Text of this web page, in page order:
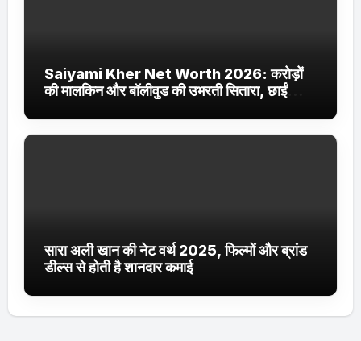
Saiyami Kher Net Worth 2026: करोड़ों
की मालकिन और बॉलीवुड की उभरती सितारा, छाईं
सारा अली खान की नेट वर्थ 2025, फिल्मों और ब्रांड
डील्स से होती है शानदार कमाई